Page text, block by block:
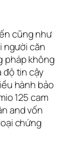
cũng như
người căn
pháp không
tin cậy
hành bảo
125 cam
and vốn
chứng